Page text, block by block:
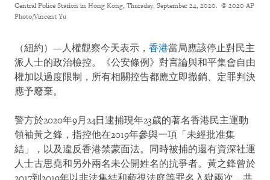
Central Police Station in Hong Kong, Thursday, September 24, 2020. © 2020 AP
Photo/Vincent Yu
（紐約）—人權觀察今天表示， 香港當局應該停止對民主
派人士的政治檢控。《公安條例》對言論與和平集會自由
權加以過度限制，所有相關控告都應立即撤銷、定罪判決
應予廢棄。
警方於2020年9月24日逮捕現年23歲的著名香港民主運動
領袖黃之鋒，指控他在2019年參與一項「未經批准集
結」，以及違反香港禁蒙面法。同時被捕的還有資深社運
人士古思堯和另外兩名未公開姓名的抗爭者。黃之鋒曾於